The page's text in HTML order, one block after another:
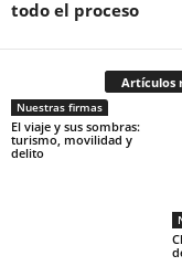
todo el proceso
Artículos
Nuestras firmas
El viaje y sus sombras:
turismo, movilidad y
delito